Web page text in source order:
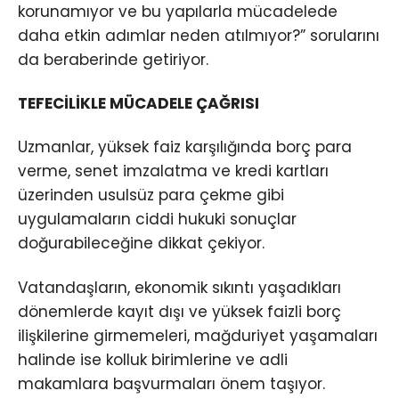
korunamıyor ve bu yapılarla mücadelede
daha etkin adımlar neden atılmıyor?” sorularını
da beraberinde getiriyor.
TEFECİLİKLE MÜCADELE ÇAĞRISI
Uzmanlar, yüksek faiz karşılığında borç para
verme, senet imzalatma ve kredi kartları
üzerinden usulsüz para çekme gibi
uygulamaların ciddi hukuki sonuçlar
doğurabileceğine dikkat çekiyor.
Vatandaşların, ekonomik sıkıntı yaşadıkları
dönemlerde kayıt dışı ve yüksek faizli borç
ilişkilerine girmemeleri, mağduriyet yaşamaları
halinde ise kolluk birimlerine ve adli
makamlara başvurmaları önem taşıyor.